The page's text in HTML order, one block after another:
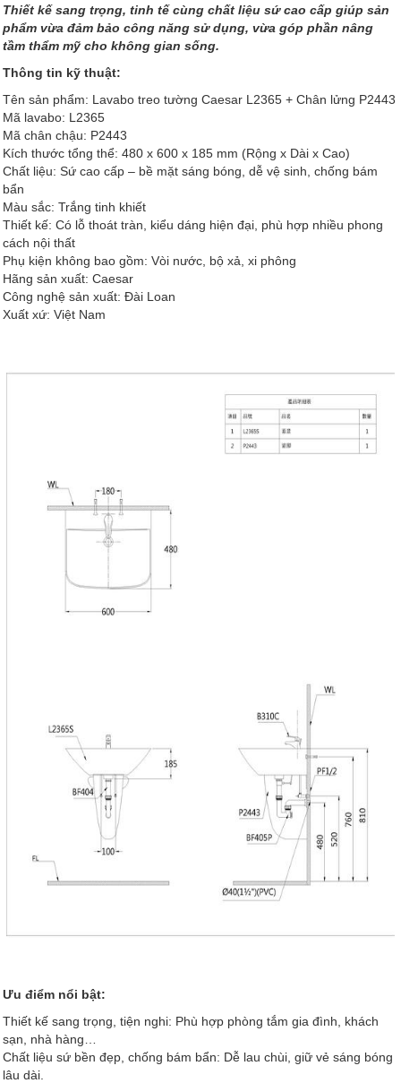
Thiết kế sang trọng, tinh tế cùng chất liệu sứ cao cấp giúp sản
phẩm vừa đảm bảo công năng sử dụng, vừa góp phần nâng
tầm thẩm mỹ cho không gian sống.
Thông tin kỹ thuật:
Tên sản phẩm: Lavabo treo tường Caesar L2365 + Chân lửng P2443
Mã lavabo: L2365
Mã chân chậu: P2443
Kích thước tổng thể: 480 x 600 x 185 mm (Rộng x Dài x Cao)
Chất liệu: Sứ cao cấp – bề mặt sáng bóng, dễ vệ sinh, chống bám
bẩn
Màu sắc: Trắng tinh khiết
Thiết kế: Có lỗ thoát tràn, kiểu dáng hiện đại, phù hợp nhiều phong
cách nội thất
Phụ kiện không bao gồm: Vòi nước, bộ xả, xi phông
Hãng sản xuất: Caesar
Công nghệ sản xuất: Đài Loan
Xuất xứ: Việt Nam
Ưu điểm nổi bật:
Thiết kế sang trọng, tiện nghi: Phù hợp phòng tắm gia đình, khách
sạn, nhà hàng…
Chất liệu sứ bền đẹp, chống bám bẩn: Dễ lau chùi, giữ vẻ sáng bóng
lâu dài.